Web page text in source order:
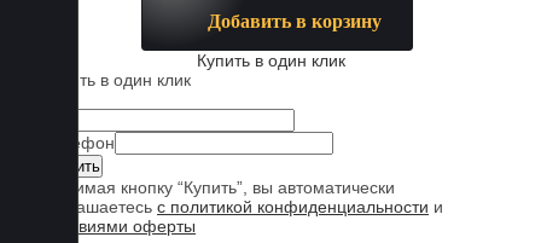
Добавить в корзину
Купить в один клик
Купить в один клик
Телефон
Нажимая кнопку “Купить”, вы автоматически
соглашаетесь с политикой конфиденциальности и
условиями оферты